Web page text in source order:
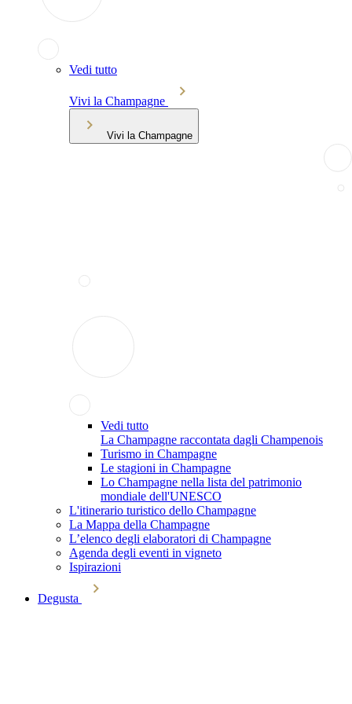
Vedi tutto
Vivi la Champagne
Vivi la Champagne
Vedi tutto
La Champagne raccontata dagli Champenois
Turismo in Champagne
Le stagioni in Champagne
Lo Champagne nella lista del patrimonio
mondiale dell'UNESCO
L'itinerario turistico dello Champagne
La Mappa della Champagne
L’elenco degli elaboratori di Champagne
Agenda degli eventi in vigneto
Ispirazioni
Degusta